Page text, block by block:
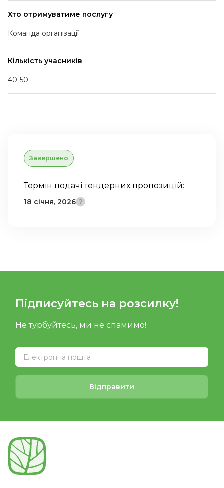
Хто отримуватиме послугу
Команда організації
Кількість учасників
40-50
Завершено
Термін подачі тендерних пропозицій:
18 січня, 2026
Підписуйтесь на розсилку!
Не турбуйтесь, ми не спамимо!
Відправити